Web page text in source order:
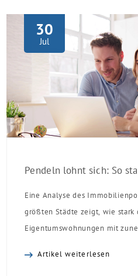
Einzelmaßnahmen […]
30
Jul
Eine Analyse des
größten Städte zeigt, wie stark
Eigentumswohnungen mit
Artikel weiterlesen